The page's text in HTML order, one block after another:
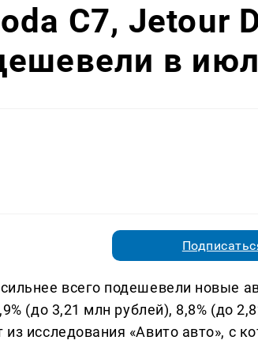
C7, Jetour
в
всего подешевели новые
(до 3,21 млн рублей), 8,8% (до
из исследования «Авито авто», с